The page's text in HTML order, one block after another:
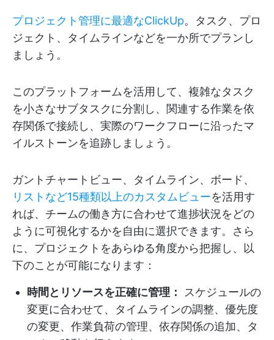
プロジェクト管理に最適なClickUp。タスク、プロ
ジェクト、タイムラインなどを一か所でプランし
ましょう。
このプラットフォームを活用して、複雑なタスク
を小さなサブタスクに分割し、関連する作業を依
存関係で接続し、実際のワークフローに沿ったマ
イルストーンを追跡しましょう。
ガントチャートビュー、タイムライン、ボード、
リストなど15種類以上のカスタムビューを活用す
れば、チームの働き方に合わせて進捗状況をどの
ように可視化するかを自由に選択できます。さら
に、プロジェクトをあらゆる角度から把握し、以
下のことが可能になります：
時間とリソースを正確に管理：
スケジュールの
変更に合わせて、タイムラインの調整、優先度
の変更、作業負荷の管理、依存関係の追加、タ